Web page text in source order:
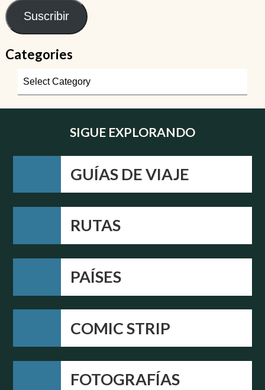
Suscribir
Categories
SIGUE EXPLORANDO
GUÍAS DE VIAJE
RUTAS
PAÍSES
COMIC STRIP
FOTOGRAFÍAS